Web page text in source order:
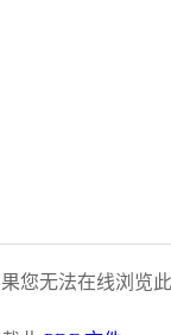
您无法在线浏览